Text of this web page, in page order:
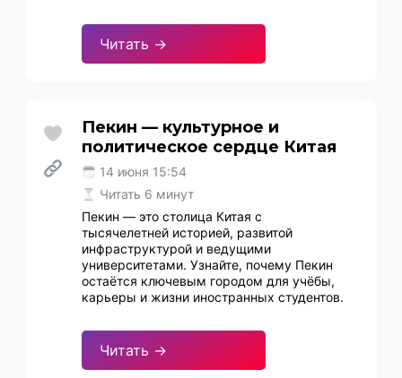
Читать →
Пекин — культурное и
политическое сердце Китая
14 июня 15:54
Читать 6 минут
Пекин — это столица Китая с
тысячелетней историей, развитой
инфраструктурой и ведущими
университетами. Узнайте, почему Пекин
остаётся ключевым городом для учёбы,
карьеры и жизни иностранных студентов.
Читать →